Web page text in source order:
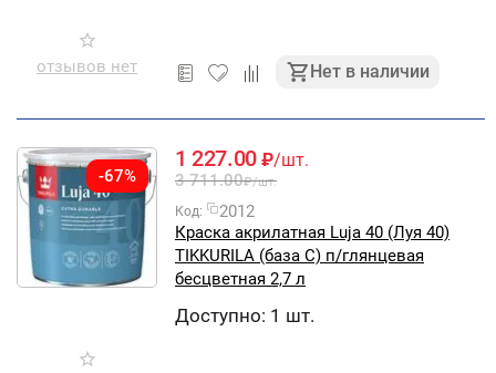
отзывов нет Нет в наличии
-67%
1 227.00 ₽/шт.
3 711.00₽/шт.
Код:
2012
Краска акрилатная Luja 40 (Луя 40)
TIKKURILA (база С) п/глянцевая
бесцветная 2,7 л
Доступно: 1 шт.